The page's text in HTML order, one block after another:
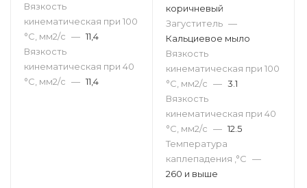
Вязкость
кинематическая при 100
°С, мм2/с — 11,4
Вязкость
кинематическая при 40
°С, мм2/с — 11,4
коричневый
Загуститель —
Кальциевое мыло
Вязкость
кинематическая при 100
°С, мм2/с — 3.1
Вязкость
кинематическая при 40
°С, мм2/с — 12.5
Температура
каплепадения ,°C —
260 и выше